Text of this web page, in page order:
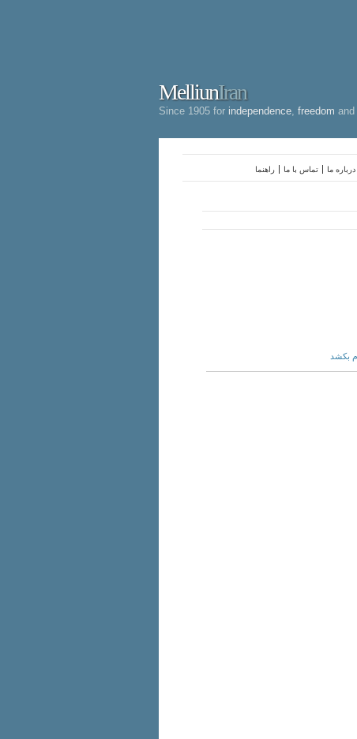
MelliunIran
Since 1905 for independence freedom and
راهنما تماس با ما درباره ما